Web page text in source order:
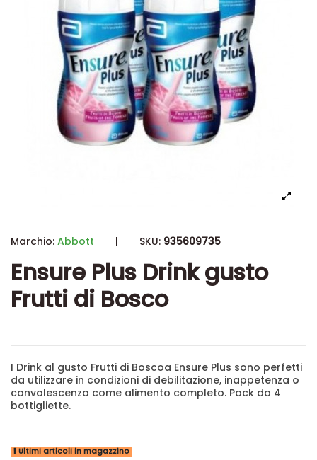
Marchio: Abbott | SKU: 935609735
Ensure Plus Drink gusto
Frutti di Bosco
I Drink al gusto Frutti di Boscoa Ensure Plus sono perfetti
da utilizzare in condizioni di debilitazione, inappetenza o
convalescenza come alimento completo. Pack da 4
bottigliette.
Ultimi articoli in magazzino